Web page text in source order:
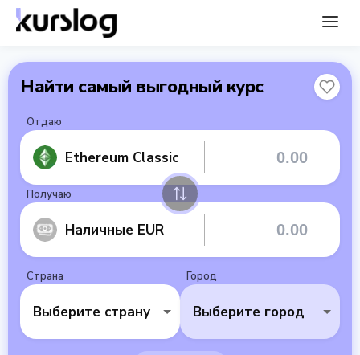
Найти самый выгодный курс
Отдаю
Ethereum Classic
Получаю
Наличные EUR
Страна
Выберите страну
Город
Выберите город